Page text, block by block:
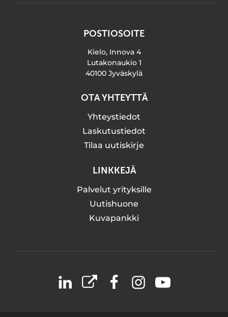
POSTIOSOITE
Kielo, Innova 4
Lutakonaukio 1
40100 Jyväskylä
OTA YHTEYTTÄ
Yhteystiedot
Laskutustiedot
Tilaa uutiskirje
LINKKEJÄ
Palvelut yrityksille
Uutishuone
Kuvapankki
LinkedIn
X FacebookInstagramYouTube